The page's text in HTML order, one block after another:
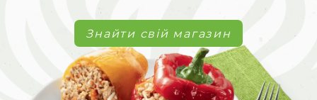
Знайти свій магазин